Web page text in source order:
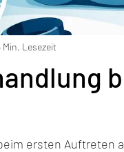
Min. Lesezeit
ersten Auftreten